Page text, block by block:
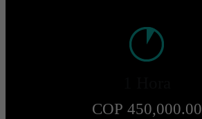
COP 450,000.00